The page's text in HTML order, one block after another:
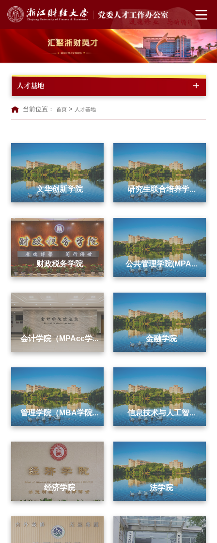
人才基地
当前位置： 首页 > 人才基地
文华创新学院 研究生联合培养学...
财政税务学院 公共管理学院(MPA...
会计学院（MPAcc学... 金融学院
管理学院（MBA学院... 信息技术与人工智...
经济学院 法学院